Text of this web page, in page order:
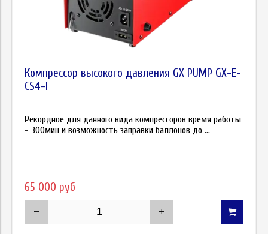
Компрессор высокого давления GX PUMP GX-E-
CS4-I
Рекордное для данного вида компрессоров время работы
- 300мин и возможность заправки баллонов до ...
65 000 руб